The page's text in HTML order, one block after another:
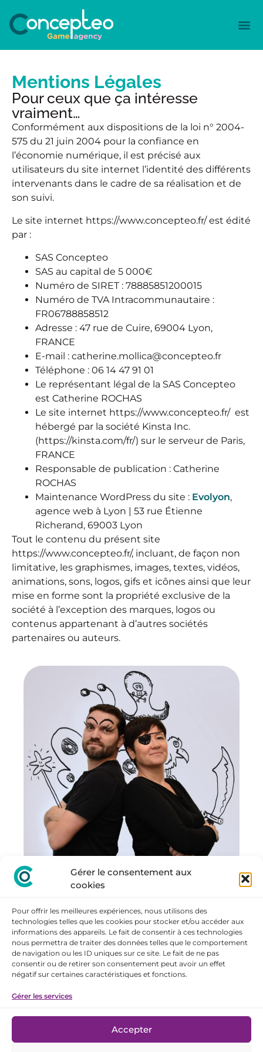
Gérer le consentement aux
cookies
Pour offrir les meilleures expériences, nous utilisons des
technologies telles que les cookies pour stocker et/ou accéder aux
informations des appareils. Le fait de consentir à ces technologies
nous permettra de traiter des données telles que le comportement
de navigation ou les ID uniques sur ce site. Le fait de ne pas
consentir ou de retirer son consentement peut avoir un effet
négatif sur certaines caractéristiques et fonctions.
Gérer les services
Accepter
Mentions Légales
Pour ceux que ça intéresse
vraiment…
Conformément aux dispositions de la loi n° 2004-
575 du 21 juin 2004 pour la confiance en
l’économie numérique, il est précisé aux
utilisateurs du site internet l’identité des différents
intervenants dans le cadre de sa réalisation et de
son suivi.
Le site internet https://www.concepteo.fr/ est édité
par :
SAS Concepteo
SAS au capital de 5 000€
Numéro de SIRET : 78885851200015
Numéro de TVA Intracommunautaire :
FR06788858512
Adresse : 47 rue de Cuire, 69004 Lyon,
FRANCE
E-mail : catherine.mollica@concepteo.fr
Téléphone : 06 14 47 91 01
Le représentant légal de la SAS Concepteo
est Catherine ROCHAS
Le site internet https://www.concepteo.fr/ est
hébergé par la société Kinsta Inc.
(https://kinsta.com/fr/) sur le serveur de Paris,
FRANCE
Responsable de publication : Catherine
ROCHAS
Maintenance WordPress du site : Evolyon,
agence web à Lyon | 53 rue Étienne
Richerand, 69003 Lyon
Tout le contenu du présent site
https://www.concepteo.fr/, incluant, de façon non
limitative, les graphismes, images, textes, vidéos,
animations, sons, logos, gifs et icônes ainsi que leur
mise en forme sont la propriété exclusive de la
société à l’exception des marques, logos ou
contenus appartenant à d’autres sociétés
partenaires ou auteurs.
CONNECTÉS
Politique de cookies